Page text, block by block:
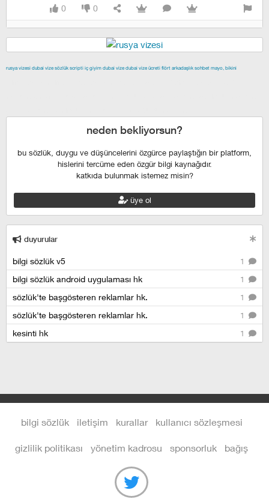
0 0
rusya vizesi dubai vize sözlük scripti iç giyim dubai vize dubai vize ücreti flört arkadaşlık sohbet mayo, bikini
neden bekliyorsun?
bu sözlük, duygu ve düşüncelerini özgürce paylaştığın bir platform,
hislerini tercüme eden özgür bilgi kaynağıdır.
katkıda bulunmak istemez misin?
üye ol
duyurular
1
bilgi sözlük v5
1
bilgi sözlük android uygulaması hk
1
sözlük'te başgösteren reklamlar hk.
1
sözlük'te başgösteren reklamlar hk.
1
kesinti hk
bilgi sözlük iletişim kurallar kullanıcı sözleşmesi
gizlilik politikası yönetim kadrosu sponsorluk bağış